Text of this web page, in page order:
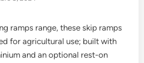
ramps range, these skip ramps
for agricultural use; built with
and an optional rest-on